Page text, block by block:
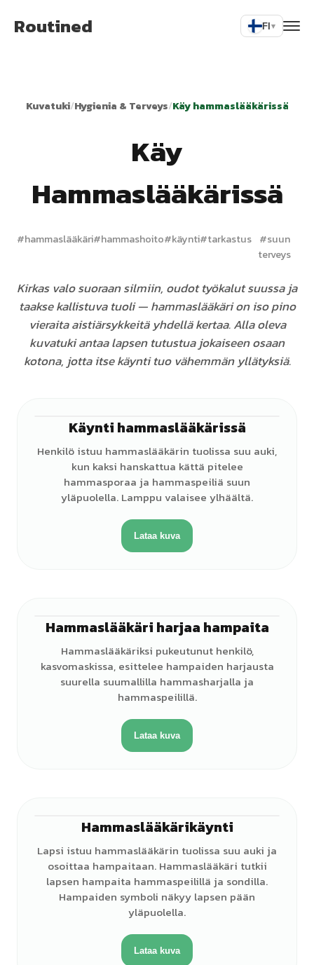
Routined FI▾
Kuvatuki/Hygienia & Terveys/Käy hammaslääkärissä
Käy
Hammaslääkärissä
#hammaslääkäri#hammashoito#käynti#tarkastus #suun
terveys
Kirkas valo suoraan silmiin, oudot työkalut suussa ja
taakse kallistuva tuoli — hammaslääkäri on iso pino
vieraita aistiärsykkeitä yhdellä kertaa. Alla oleva
kuvatuki antaa lapsen tutustua jokaiseen osaan
kotona, jotta itse käynti tuo vähemmän yllätyksiä.
Käynti hammaslääkärissä
Henkilö istuu hammaslääkärin tuolissa suu auki,
kun kaksi hanskattua kättä pitelee
hammasporaa ja hammaspeiliä suun
yläpuolella. Lamppu valaisee ylhäältä.
Lataa kuva
♀
Hammaslääkäri harjaa hampaita
Hammaslääkäriksi pukeutunut henkilö,
kasvomaskissa, esittelee hampaiden harjausta
suurella suumallilla hammasharjalla ja
hammaspeilillä.
Lataa kuva
Hammaslääkärikäynti
Lapsi istuu hammaslääkärin tuolissa suu auki ja
osoittaa hampaitaan. Hammaslääkäri tutkii
lapsen hampaita hammaspeilillä ja sondilla.
Hampaiden symboli näkyy lapsen pään
yläpuolella.
Lataa kuva